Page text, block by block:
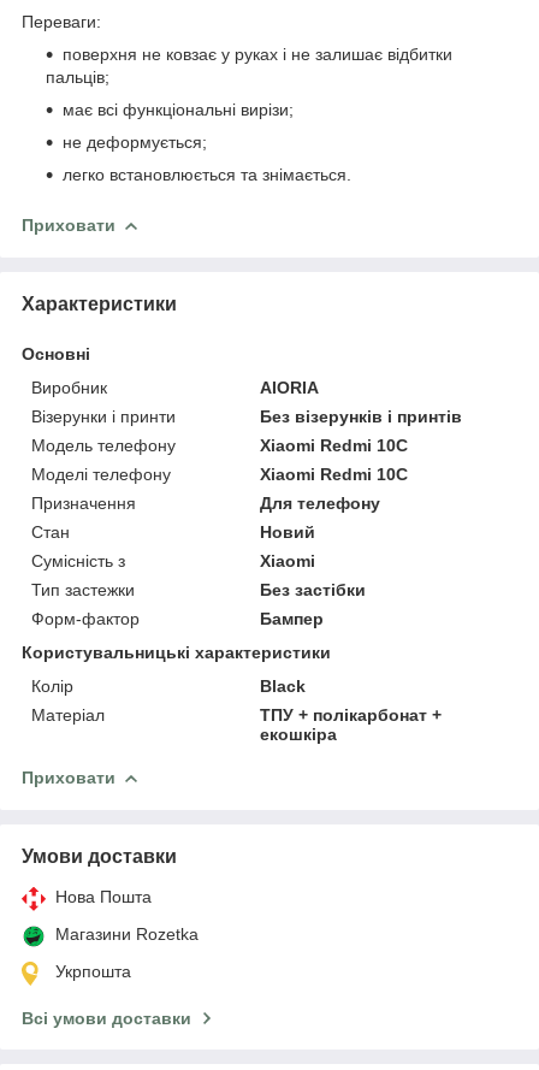
Переваги:
поверхня не ковзає у руках і не залишає відбитки
пальців;
має всі функціональні вирізи;
не деформується;
легко встановлюється та знімається.
Приховати
Характеристики
Основні
Виробник
AIORIA
Візерунки і принти
Без візерунків і принтів
Модель телефону
Xiaomi Redmi 10C
Моделі телефону
Xiaomi Redmi 10C
Призначення
Для телефону
Стан
Новий
Сумісність з
Xiaomi
Тип застежки
Без застібки
Форм-фактор
Бампер
Користувальницькі характеристики
Колір
Black
Матеріал
ТПУ + полікарбонат +
екошкіра
Приховати
Умови доставки
Нова Пошта
Магазини Rozetka
Укрпошта
Всі умови доставки